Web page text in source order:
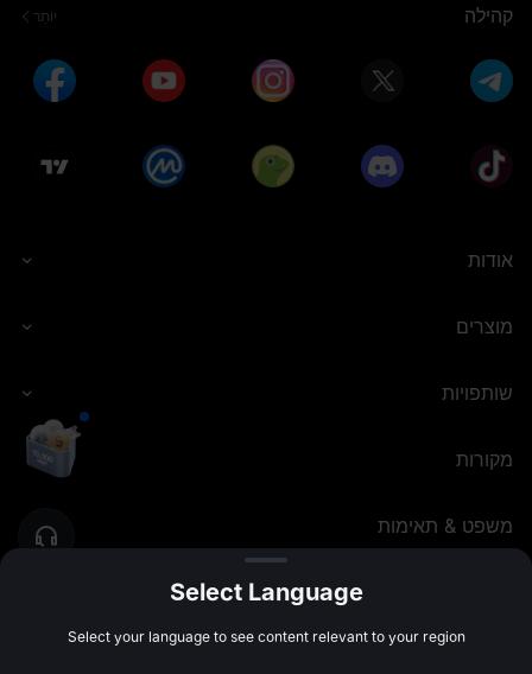
קהילה יוֹתֵר
אודות
מוצרים
שותפויות
מקורות
משפט & תאימות
©
2026
MEXC.COM
Select Language
Select your language to see content relevant to your region